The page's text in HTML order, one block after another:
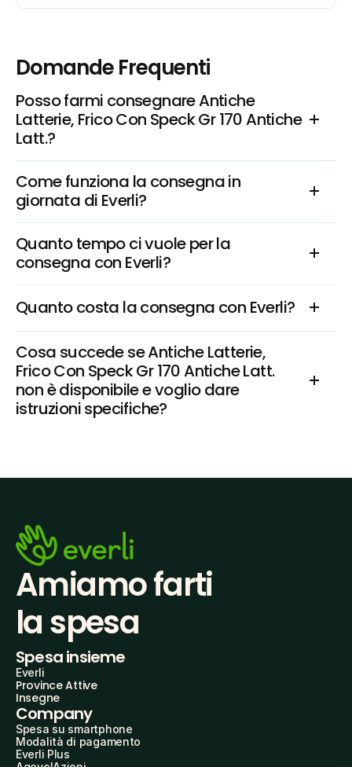
Domande Frequenti
Posso farmi consegnare Antiche
Latterie, Frico Con Speck Gr 170 Antiche
Latt.?
Come funziona la consegna in
giornata di Everli?
Quanto tempo ci vuole per la
consegna con Everli?
Quanto costa la consegna con Everli?
Cosa succede se Antiche Latterie,
Frico Con Speck Gr 170 Antiche Latt.
non è disponibile e voglio dare
istruzioni specifiche?
Amiamo farti
la spesa
Spesa insieme
Everli
Province Attive
Insegne
Company
Spesa su smartphone
Modalità di pagamento
Everli Plus